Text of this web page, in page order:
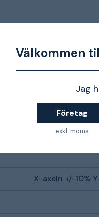
Välkommen
Jag
Företag
exkl. moms
X-axeln +/-10%